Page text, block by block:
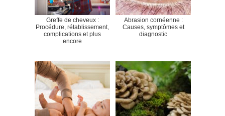
Greffe de cheveux :
Procédure, rétablissement,
complications et plus
encore
Abrasion cornéenne :
Causes, symptômes et
diagnostic